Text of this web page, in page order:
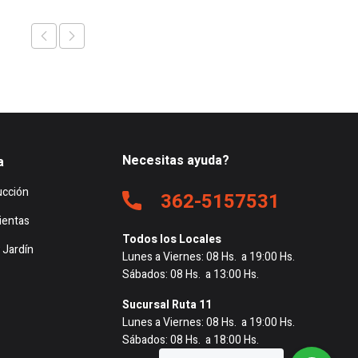
Jardín
Necesitas ayuda?
362-5157531
Todos los Locales
Lunes a Viernes: 08 Hs. a 19:00 Hs.
Sábados: 08 Hs. a 13:00 Hs.
Sucursal Ruta 11
Lunes a Viernes: 08 Hs. a 19:00 Hs.
Sábados: 08 Hs. a 18:00 Hs.